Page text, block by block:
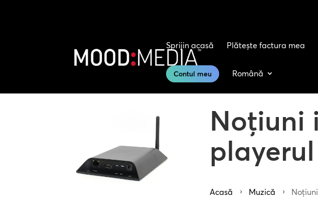
Sprijin acasă Plătește factura mea
Contul meu Română
Noțiuni
Acasă 5 Muzică 5